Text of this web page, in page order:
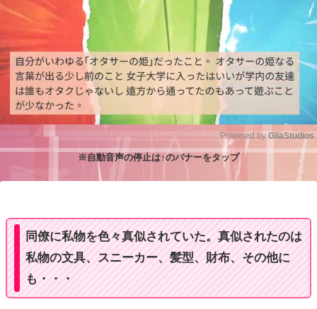
Powered by GliaStudios
※自動音声の停止は↑のバナーをタップ
同僚に私物を色々真似されていた。真似されたのは
私物の文具、スニーカー、髪型、財布、その他に
も・・・